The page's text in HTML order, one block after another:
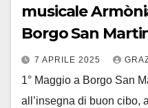
musicale
Borgo San
7 APRILE 2025
1° Maggio a Borgo San
all’insegna di buon cibo,